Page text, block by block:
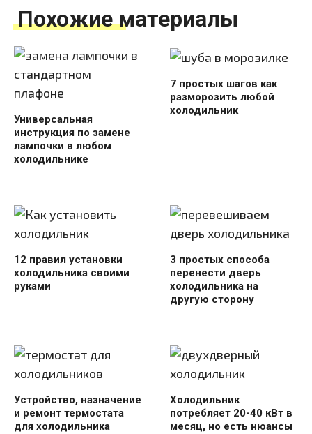
Похожие материалы
Универсальная
инструкция по замене
лампочки в любом
холодильнике
7 простых шагов как
разморозить любой
холодильник
12 правил установки
холодильника своими
руками
3 простых способа
перенести дверь
холодильника на
другую сторону
Устройство, назначение
и ремонт термостата
для холодильника
Холодильник
потребляет 20-40 кВт в
месяц, но есть нюансы